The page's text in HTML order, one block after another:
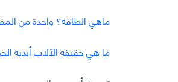
ماهي الطاقة؟ واحدة من
ما هي حقيقة الآلات أبدية